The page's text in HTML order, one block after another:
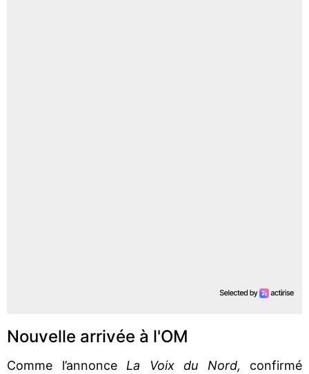
Nouvelle arrivée à l'OM
Comme l’annonce La Voix du Nord, confirmé